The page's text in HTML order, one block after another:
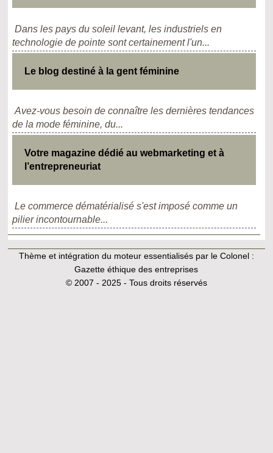
Dans les pays du soleil levant, les industriels en
technologie de pointe sont certainement l'un...
Le blog destiné à la gent féminine
Avez-vous besoin de connaître les dernières tendances
de la mode féminine, du...
Votre magazine dédié au webmarketing et à
l’entrepreneuriat
Le commerce dématérialisé s'est imposé comme un
pilier incontournable...
Thème et intégration du moteur essentialisés par le Colonel :
Gazette éthique des entreprises
© 2007 - 2025 - Tous droits réservés